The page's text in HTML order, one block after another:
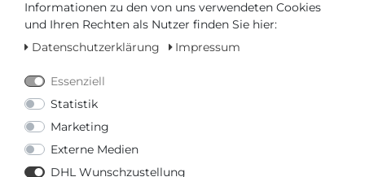
AUTORISIERTER HÄNDLER
SCHNELLE LIEFERZEIT
Ihr Preis bei3% Skonto
*
Informationen zu den von uns verwendeten Cookies
und Ihren Rechten als Nutzer finden Sie hier:
Datenschutzerklärung
Impressum
Essenziell
Statistik
Marketing
Externe Medien
DHL Wunschzustellung